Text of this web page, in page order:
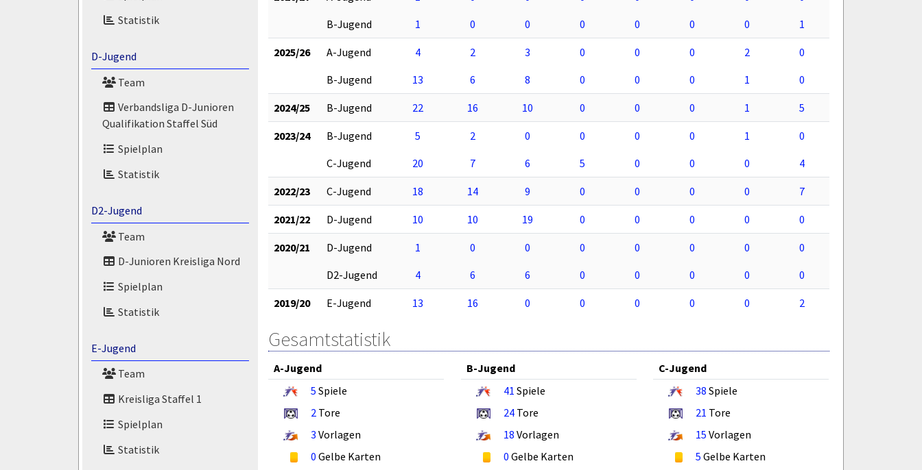
Statistik
D-Jugend
Team
Verbandsliga D-Junioren
Qualifikation Staffel Süd
Spielplan
Statistik
D2-Jugend
Team
D-Junioren Kreisliga Nord
Spielplan
Statistik
E-Jugend
Team
Kreisliga Staffel 1
Spielplan
Statistik
B-Jugend
1 0 0 0 0 0 0 1
2025/26 A-Jugend 4 2 3 0 0 0 2
0
B-Jugend
13 6 8 0 0 0 1 0
2024/25 B-Jugend 22 16 10 0 0 0 1 5
2023/24 B-Jugend 5 2 0 0 0 0 1
0
C-Jugend
20 7 6 5 0 0 0 4
2022/23 C-Jugend 18 14 9 0 0 0 0 7
2021/22 D-Jugend 10 10 19 0 0 0 0 0
2020/21 D-Jugend 1 0 0 0 0 0 0
0
D2-Jugend
4 6 6 0 0 0 0 0
2019/20 E-Jugend 13 16 0 0 0 0 0 2
Gesamtstatistik
A-Jugend
5 Spiele
2 Tore
3 Vorlagen
0 Gelbe Karten
B-Jugend
41 Spiele
24Tore
18 Vorlagen
0 Gelbe Karten
C-Jugend
38 Spiele
21 Tore
15 Vorlagen
5 Gelbe Karten